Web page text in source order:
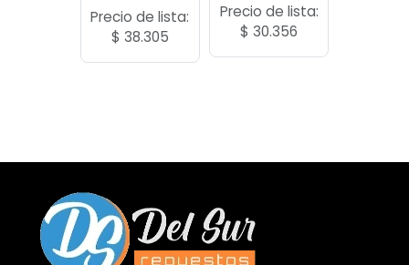
Precio de lista:
$ 38.305
Precio de lista:
$ 30.356